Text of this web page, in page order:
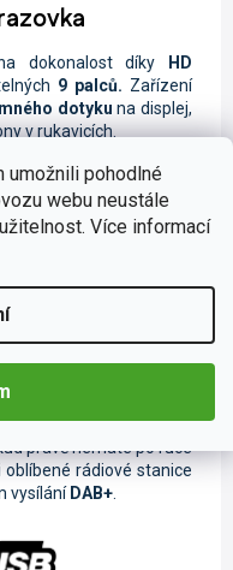
umožnili pohodlné
webu neustále
Více informací
dokonalost díky
HD
9 palců. Zařízení
dotyku na displej,
v rukavicích.
cestování se čas Vaší
jednoduše nahrávky
pomocí funkceWi-
právě nemáte po ruce
rádiové stanice
vysíláníDAB+